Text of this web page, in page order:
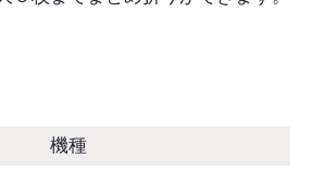
機種